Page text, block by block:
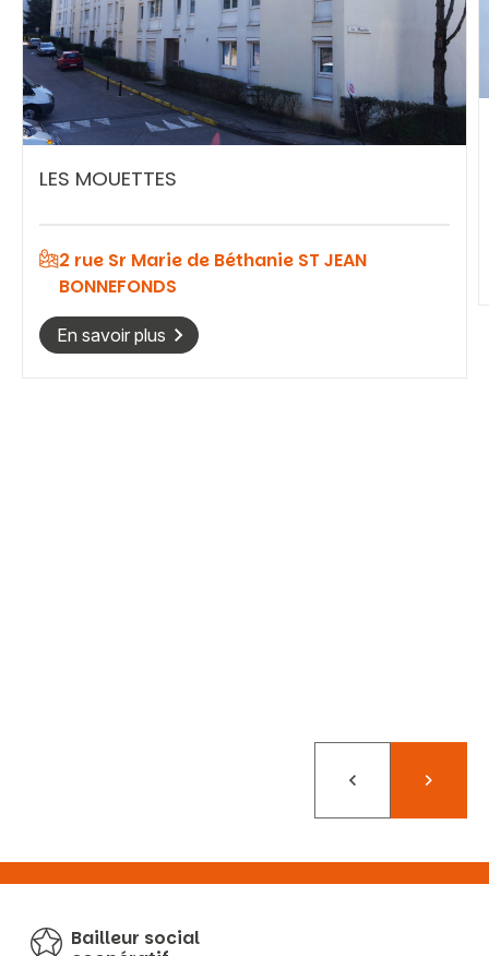
Vous recherchez&nbsp;:
LES MOUETTES
2 rue Sr Marie de Béthanie ST JEAN
BONNEFONDS
En savoir plus
PrécédentSuivant
Bailleur social